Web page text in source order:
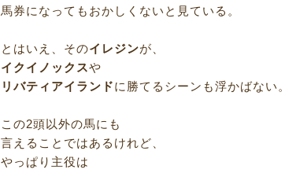
馬券になってもおかしくないと見ている。
とはいえ、そのイレジンが、
イクイノックスや
リバティアイランドに勝てるシーンも浮かばない。
この2頭以外の馬にも
言えることではあるけれど、
やっぱり主役は